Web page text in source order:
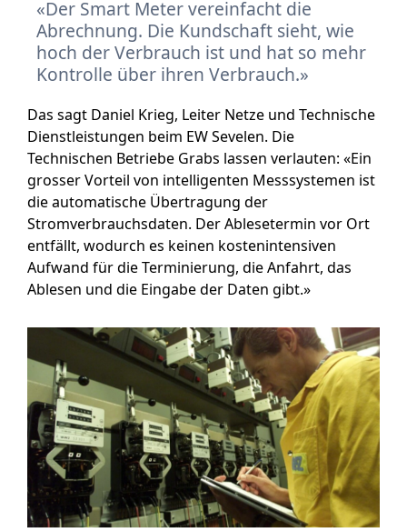
Der Smart Meter vereinfacht die
Abrechnung. Die Kundschaft sieht, wie
hoch der Verbrauch ist und hat so mehr
Kontrolle über ihren Verbrauch.
Das sagt Daniel Krieg, Leiter Netze und Technische
Dienstleistungen beim EW Sevelen. Die
Technischen Betriebe Grabs lassen verlauten: «Ein
grosser Vorteil von intelligenten Messsystemen ist
die automatische Übertragung der
Stromverbrauchsdaten. Der Ablesetermin vor Ort
entfällt, wodurch es keinen kostenintensiven
Aufwand für die Terminierung, die Anfahrt, das
Ablesen und die Eingabe der Daten gibt.»